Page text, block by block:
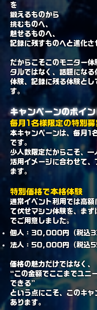
を
鍛えるものから
挑むものへ、
魅せるものへ、
記録に残すものへと進化さ
だからこそこのモニター体
タルではなく、話題になる
体験、記録に残る体験とし
す。
キャンペーンのポイン
毎月1名様限定の特別募
本キャンペーンは、毎月1
です。
少人数限定だからこそ、一
活用イメージに合わせて、
ます。
特別価格で本格体験
通常イベント利用では高額
て伏せマシン体験を、まず
でご用意しました。
個人：30,000円（税込
法人：50,000円（税込
価格の魅力だけではなく、
“この金額でここまでユニ
できる”
という点にこそ、このキャ
あります。